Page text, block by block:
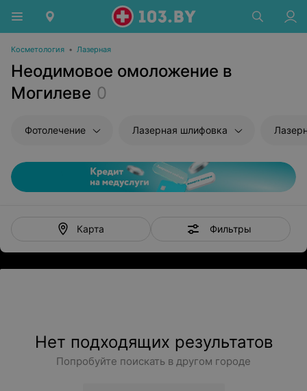
Косметология • Лазерная
Неодимовое омоложение в
Могилеве 0
Фотолечение Лазерная шлифовка
Карта Фильтры
Нет подходящих результатов
Попробуйте поискать в другом городе